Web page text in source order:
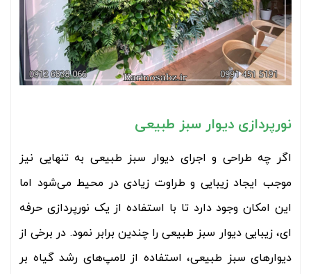
نورپردازی دیوار سبز طبیعی
اگر چه طراحی و اجرای دیوار سبز طبیعی به تنهایی نیز
موجب ایجاد زیبایی و طراوت زیادی در محیط می‌شود اما
این امکان وجود دارد تا با استفاده از یک نورپردازی حرفه
ای، زیبایی دیوار سبز طبیعی را چندین برابر نمود. در برخی از
دیوارهای سبز طبیعی، استفاده از لامپ‌های رشد گیاه بر